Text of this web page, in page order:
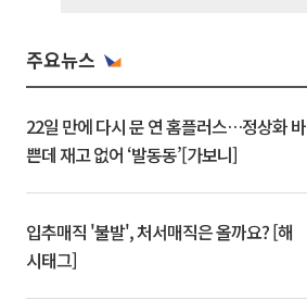
주요뉴스
22일 만에 다시 문 연 홈플러스…정상화 바
쁜데 재고 없어 ‘발동동’[가보니]
입추매직 '불발', 처서매직은 올까요? [해
시태그]